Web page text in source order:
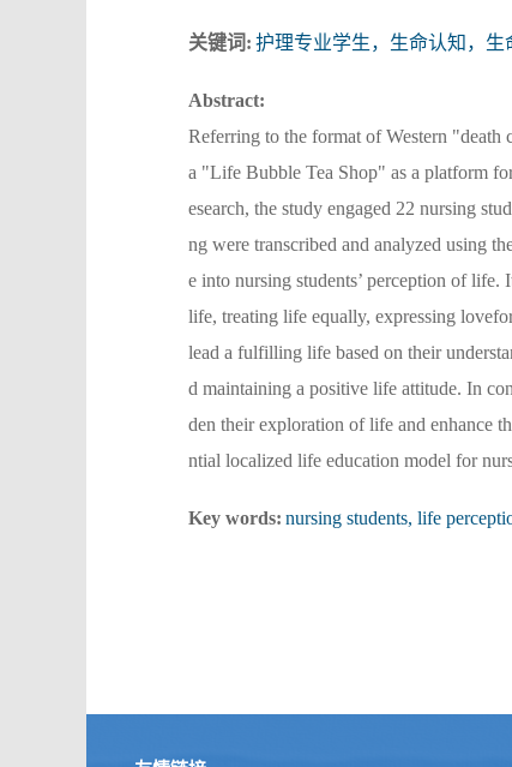
关键词: 护理专业学生，生命认知，生
Abstract:
Referring to the format of Western "death
a "Life Bubble Tea Shop" as a platform
esearch, the study engaged 22 nursing
ng were transcribed and analyzed using
e into nursing students’ perception of life.
life, treating life equally, expressing
lead a fulfilling life based on their
d maintaining a positive life attitude. In
den their exploration of life and enhance
ntial localized life education model for
Key words: nursing students, life